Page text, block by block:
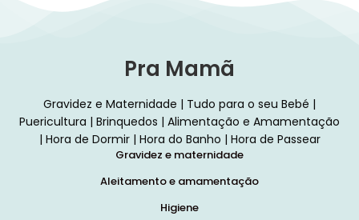
Pra Mamã
Gravidez e Maternidade | Tudo para o seu Bebé |
Puericultura | Brinquedos | Alimentação e Amamentação
| Hora de Dormir | Hora do Banho | Hora de Passear
Gravidez e maternidade
Aleitamento e amamentação
Higiene